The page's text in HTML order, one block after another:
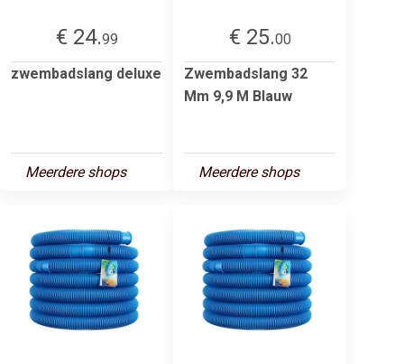
€ 24.99
zwembadslang deluxe
Meerdere shops
€ 25.00
Zwembadslang 32
Mm 9,9 M Blauw
Meerdere shops